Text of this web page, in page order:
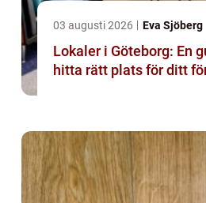
03 augusti 2026 Eva Sjöberg
Lokaler i Göteborg: En
hitta rätt plats för ditt